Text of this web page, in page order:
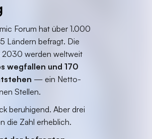
Forum hat über 1.000
Ländern befragt. Die
2030 werden weltweit
wegfallen und 170
— ein Netto-
Stellen.
beruhigend. Aber drei
die Zahl erheblich.